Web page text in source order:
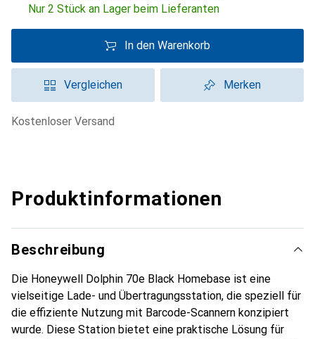
Nur 2 Stück an Lager beim Lieferanten
In den Warenkorb
Vergleichen Merken
kostenloser Versand
Produktinformationen
Beschreibung
Die Honeywell Dolphin 70e Black Homebase ist eine
vielseitige Lade- und Übertragungsstation, die speziell für
die effiziente Nutzung mit Barcode-Scannern konzipiert
wurde. Diese Station bietet eine praktische Lösung für